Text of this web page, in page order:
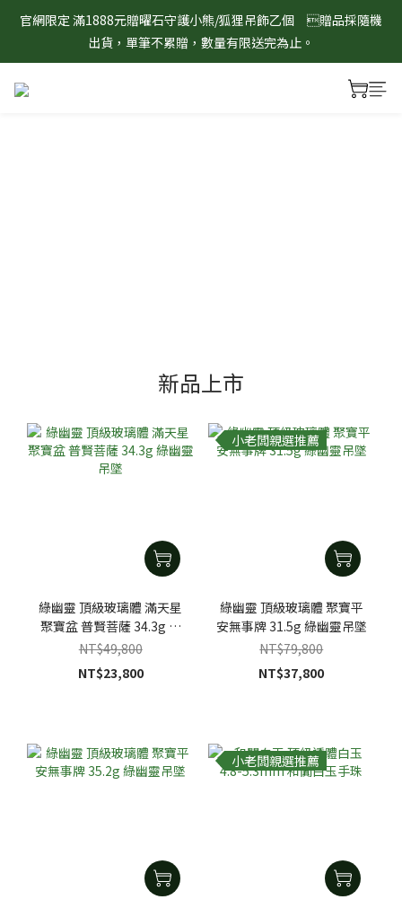
8/1-8/31 淨心護運 全館8折起 記得將商品加入購物車查看最終折
扣金額！
官網限定 滿1888元贈曜石守護小熊/狐狸吊飾乙個　贈品採隨機
出貨，單筆不累贈，數量有限送完為止。
8/1-8/31 淨心護運 全館8折起 記得將商品加入購物車查看最終折
新品上市
綠幽靈 頂級玻璃體 滿天星
聚寶盆 普賢菩薩 34.3g 綠
幽靈吊墜
NT$49,800
NT$23,800
小老闆親選推薦
綠幽靈 頂級玻璃體 聚寶平
安無事牌 31.5g 綠幽靈吊墜
NT$79,800
NT$37,800
小老闆親選推薦